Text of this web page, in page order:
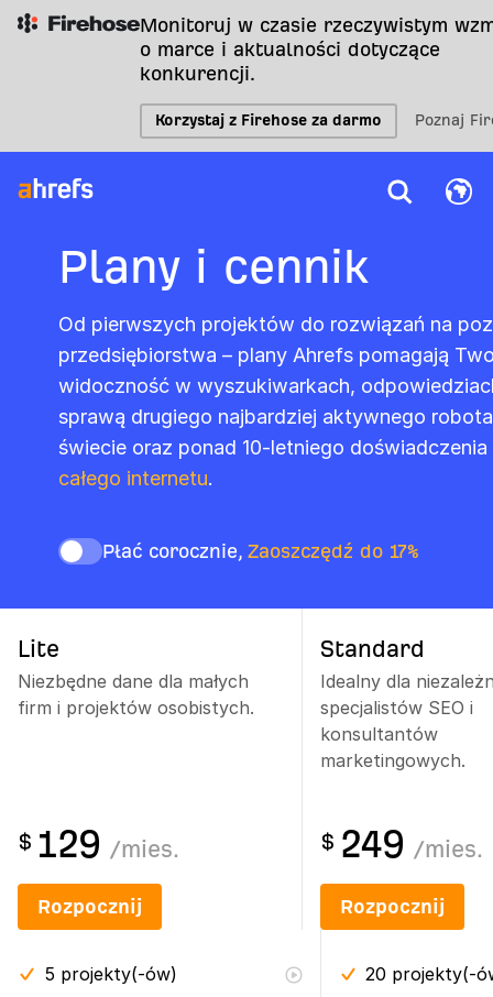
Monitoruj w czasie rzeczywistym
o marce i aktualności dotyczące
konkurencji.
Korzystaj z Firehose za darmo Poznaj
Plany i cennik
Od pierwszych projektów do rozwiązań na
przedsiębiorstwa – plany Ahrefs pomagają
widoczność w wyszukiwarkach,
sprawą drugiego najbardziej aktywnego
świecie oraz ponad 10-letniego
całego internetu.
Płać corocznie, Zaoszczędź do 17%
Lite
Niezbędne dane dla małych
firm i projektów osobistych.
Standard
Idealny dla
specjalistów SEO i
konsultantów
marketingowych.
$ 129 /mies. $ 249 /mies.
Rozpocznij Rozpocznij
5 projekty(-ów)
20 projekty(-